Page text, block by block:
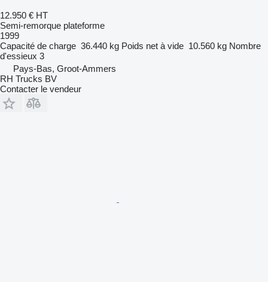
12.950 € HT
Semi-remorque plateforme
1999
Capacité de charge 36.440 kg Poids net à vide 10.560 kg Nombre
d'essieux 3
Pays-Bas, Groot-Ammers
RH Trucks BV
Contacter le vendeur